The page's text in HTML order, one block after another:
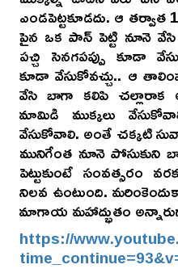
ఎండపెట్టకూడదు. ఆ తర్వాత
పైన ఒక పాన్ పెట్టి నూనె
పచ్చి సెనగపప్పు కూడా
కూడా వేసుకోవచ్చు.. ఆ
వేసి బాగా కలిపి చల్లారాక
మామిడి ముక్కలు
వేసుకోవాలి. అంతే చక్కటి
మునిగేంత నూనె పోసుకుని
పెట్టుకుంటే
నిలవ ఉంటుంది.
మాగాయ మహాద్భుతం
https://